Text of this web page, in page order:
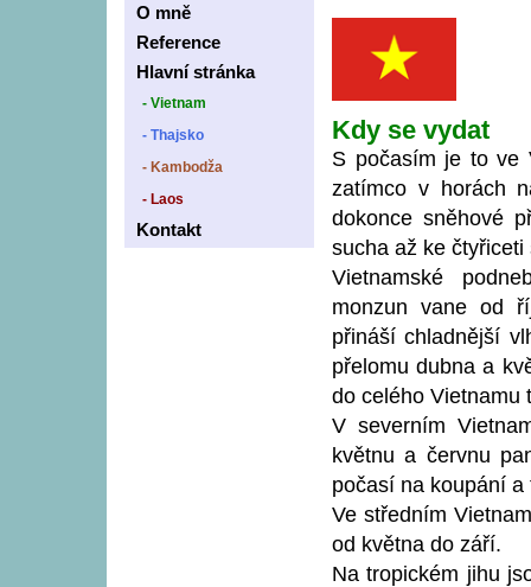
O mně
Reference
Hlavní stránka
- Vietnam
- Thajsko
- Kambodža
- Laos
Kontakt
Kdy se vydat
S počasím je to ve
zatímco v horách
dokonce sněhové
sucha až ke
Vietnamské
monzun vane od
přináší chladnější
přelomu dubna a
do celého Vietnamu
V severním
květnu a červnu
počasí na koupání
Ve středním
od května do září.
Na tropickém jihu